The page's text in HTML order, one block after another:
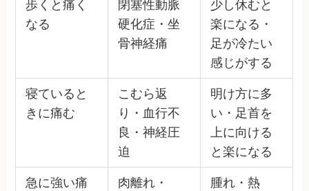
歩くと痛く
なる
閉塞性動脈
硬化症・坐
骨神経痛
少し休むと
楽になる・
足が冷たい
感じがする
寝ていると
きに痛む
こむら返
り・血行不
良・神経圧
迫
明け方に多
い・足首を
上に向ける
と楽になる
急に強い痛
肉離れ・
腫れ・熱